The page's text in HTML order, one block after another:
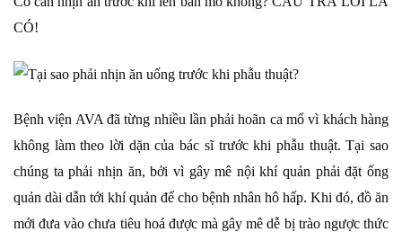
CÓ!
Bệnh viện AVA đã từng nhiều lần phải hoãn ca mổ vì khách hàng
không làm theo lời dặn của bác sĩ trước khi phẫu thuật. Tại sao
chúng ta phải nhịn ăn, bởi vì gây mê nội khí quản phải đặt ống
quản dài dẫn tới khí quản để cho bệnh nhân hô hấp. Khi đó, đồ ăn
mới đưa vào chưa tiêu hoá được mà gây mê dễ bị trào ngược thức